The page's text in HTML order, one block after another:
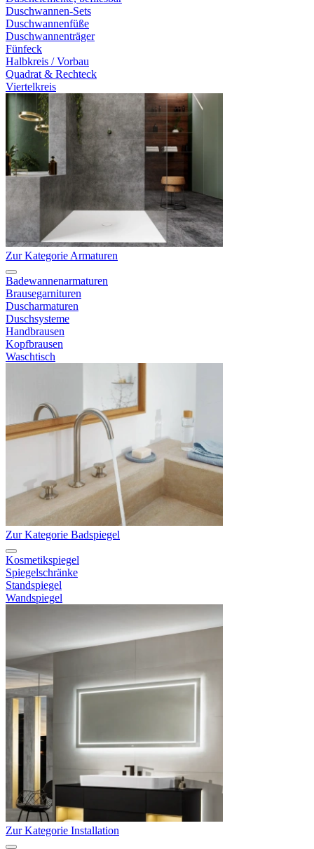
Duschwannen-Sets
Duschwannenfüße
Duschwannenträger
Fünfeck
Halbkreis / Vorbau
Quadrat & Rechteck
Viertelkreis
Zur Kategorie Armaturen
Badewannenarmaturen
Brausegarnituren
Duscharmaturen
Duschsysteme
Handbrausen
Kopfbrausen
Waschtisch
Zur Kategorie Badspiegel
Kosmetikspiegel
Spiegelschränke
Standspiegel
Wandspiegel
Zur Kategorie Installation